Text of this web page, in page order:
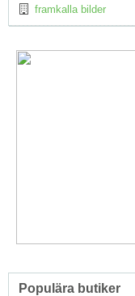
framkalla bilder
Populära butiker